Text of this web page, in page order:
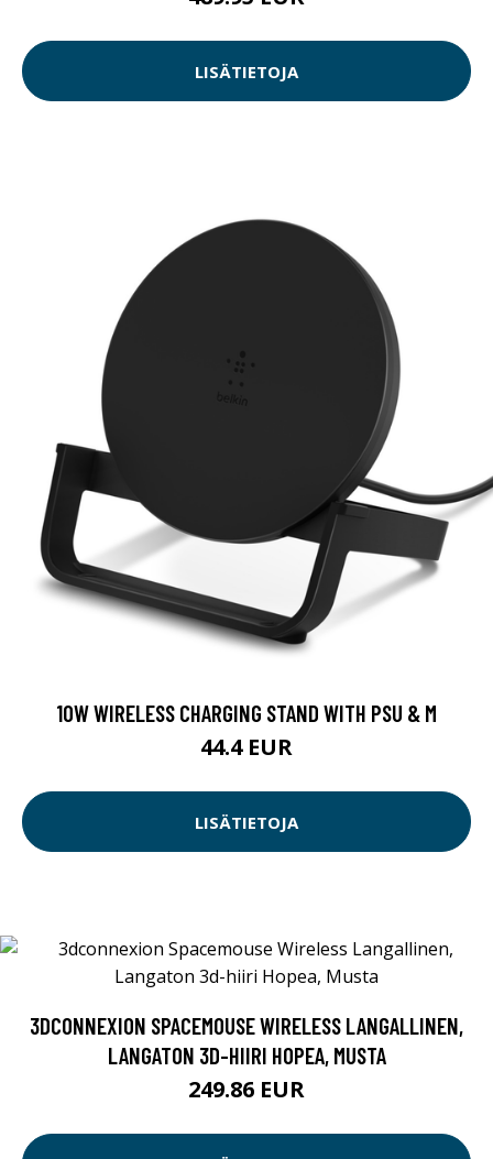
LISÄTIETOJA
10W WIRELESS CHARGING STAND WITH PSU & M
44.4 EUR
LISÄTIETOJA
3DCONNEXION SPACEMOUSE WIRELESS LANGALLINEN,
LANGATON 3D-HIIRI HOPEA, MUSTA
249.86 EUR